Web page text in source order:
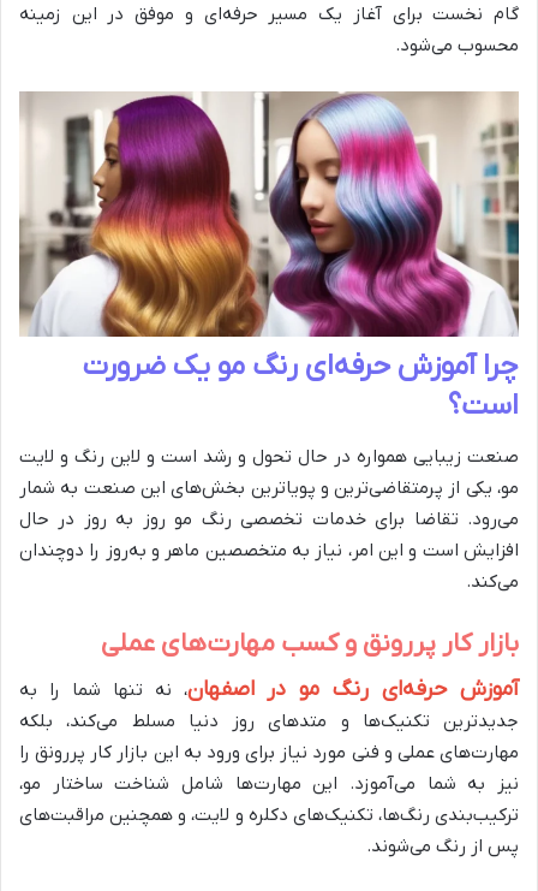
گام نخست برای آغاز یک مسیر حرفه‌ای و موفق در این زمینه
محسوب می‌شود.
چرا آموزش حرفه‌ای رنگ مو یک ضرورت
است؟
صنعت زیبایی همواره در حال تحول و رشد است و لاین رنگ و لایت
مو، یکی از پرمتقاضی‌ترین و پویاترین بخش‌های این صنعت به شمار
می‌رود. تقاضا برای خدمات تخصصی رنگ مو روز به روز در حال
افزایش است و این امر، نیاز به متخصصین ماهر و به‌روز را دوچندان
می‌کند.
بازار کار پررونق و کسب مهارت‌های عملی
آموزش حرفه‌ای رنگ مو در اصفهان، نه تنها شما را به
جدیدترین تکنیک‌ها و متدهای روز دنیا مسلط می‌کند، بلکه
مهارت‌های عملی و فنی مورد نیاز برای ورود به این بازار کار پررونق را
نیز به شما می‌آموزد. این مهارت‌ها شامل شناخت ساختار مو،
ترکیب‌بندی رنگ‌ها، تکنیک‌های دکلره و لایت، و همچنین مراقبت‌های
پس از رنگ می‌شوند.